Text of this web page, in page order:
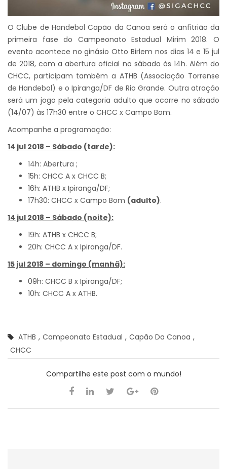
O Clube de Handebol Capão da Canoa será o anfitrião da
primeira fase do Campeonato Estadual Mirim 2018. O
evento acontece no ginásio Otto Birlem nos dias 14 e 15 jul
de 2018, com a abertura oficial no sábado às 14h. Além do
CHCC, participam também a ATHB (Associação Torrense
de Handebol) e o Ipiranga/DF de Rio Grande. Outra atração
será um jogo pela categoria adulto que ocorre no sábado
(14/07) às 17h30 entre o CHCC x Campo Bom.
Acompanhe a programação:
14 jul 2018 – Sábado (tarde):
14h: Abertura ;
15h: CHCC A x CHCC B;
16h: ATHB x Ipiranga/DF;
17h30: CHCC x Campo Bom (adulto).
14 jul 2018 – Sábado (noite):
19h: ATHB x CHCC B;
20h: CHCC A x Ipiranga/DF.
15 jul 2018 – domingo (manhã):
09h: CHCC B x Ipiranga/DF;
10h: CHCC A x ATHB.
ATHB , Campeonato Estadual , Capão Da Canoa ,
CHCC
Compartilhe este post com o mundo!